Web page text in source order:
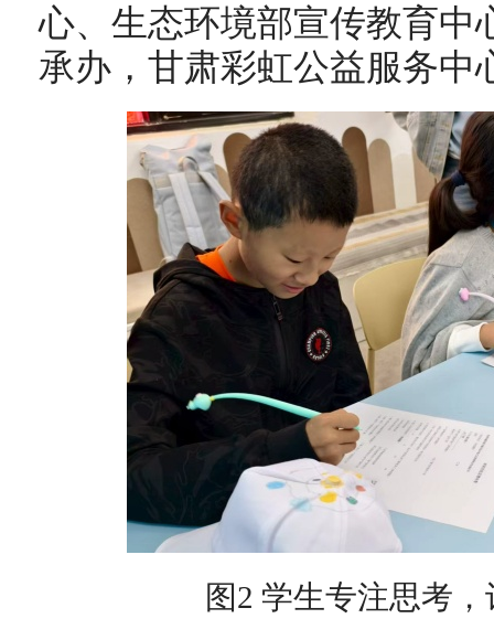
心、生态环境部宣传教育中
承办，甘肃彩虹公益服务中
图2 学生专注思考